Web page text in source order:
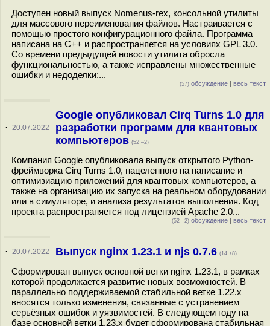
Доступен новый выпуск Nomenus-rex, консольной утилиты
для массового переименования файлов. Настраивается с
помощью простого конфигурационного файла. Программа
написана на C++ и распространяется на условиях GPL 3.0.
Со времени предыдущей новости утилита обросла
функциональностью, а также исправлены множественные
ошибки и недоделки:...
(57) обсуждение | весь текст
· 20.07.2022
Google опубликовал Cirq Turns 1.0 для
разработки программ для квантовых
компьютеров (52 –2)
Компания Google опубликовала выпуск открытого Python-
фреймворка Cirq Turns 1.0, нацеленного на написание и
оптимизиацию приложений для квантовых компьютеров, а
также на организацию их запуска на реальном оборудовании
или в симуляторе, и анализа результатов выполнения. Код
проекта распространяется под лицензией Apache 2.0...
(52 –2) обсуждение | весь текст
· 20.07.2022 Выпуск nginx 1.23.1 и njs 0.7.6 (14 +8)
Сформирован выпуск основной ветки nginx 1.23.1, в рамках
которой продолжается развитие новых возможностей. В
параллельно поддерживаемой стабильной ветке 1.22.x
вносятся только изменения, связанные с устранением
серьёзных ошибок и уязвимостей. В следующем году на
базе основной ветки 1.23.x будет сформирована стабильная